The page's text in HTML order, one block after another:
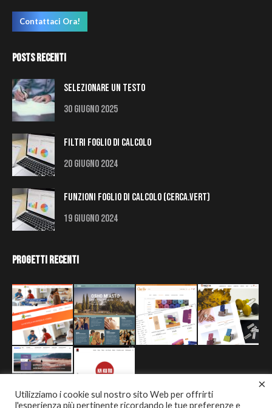
Contattaci Ora!
Posts Recenti
Selezionare un testo
30 Giugno 2025
Filtri Foglio di Calcolo
20 Giugno 2024
Funzioni Foglio di Calcolo (Cerca.Vert)
19 Giugno 2024
Progetti Recenti
Utilizziamo i cookie sul nostro sito Web per offrirti
l'esperienza più pertinente ricordando le tue preferenze e
×